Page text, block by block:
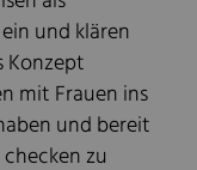
und klären
Konzept
mit Frauen ins
und bereit
zu